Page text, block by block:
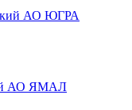
АО ЮГРА
АО ЯМАЛ